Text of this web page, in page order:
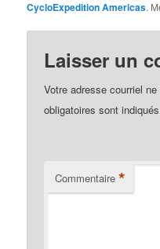
CycloExpedition Americas.
Laisser un
Votre adresse courriel
obligatoires sont
Commentaire *